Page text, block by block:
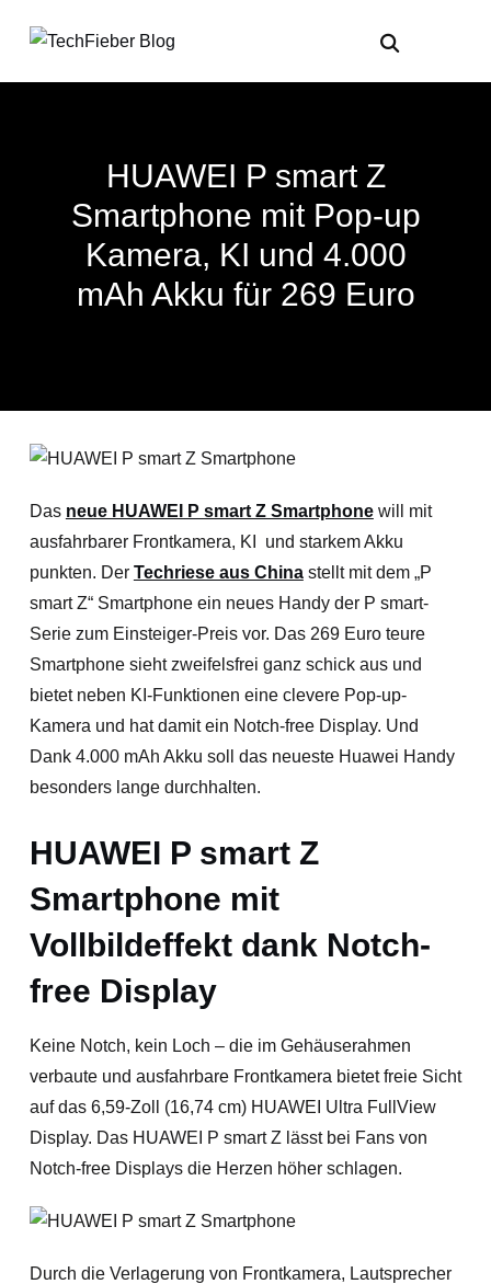
HUAWEI P smart Z
Smartphone mit Pop-up
Kamera, KI und 4.000
mAh Akku für 269 Euro
Das neue HUAWEI P smart Z Smartphonewill mit
ausfahrbarer Frontkamera, KI und starkem Akku
punkten. Der Techriese aus Chinastellt mit dem „P
smart Z“ Smartphone ein neues Handy der P smart-
Serie zum Einsteiger-Preis vor. Das 269 Euro teure
Smartphone sieht zweifelsfrei ganz schick aus und
bietet neben KI-Funktionen eine clevere Pop-up-
Kamera und hat damit ein Notch-free Display. Und
Dank 4.000 mAh Akku soll das neueste Huawei Handy
besonders lange durchhalten.
HUAWEI P smart Z
Smartphone mit
Vollbildeffekt dank Notch-
free Display
Keine Notch, kein Loch – die im Gehäuserahmen
verbaute und ausfahrbare Frontkamera bietet freie Sicht
auf das 6,59-Zoll (16,74 cm) HUAWEI Ultra FullView
Display. Das HUAWEI P smart Z lässt bei Fans von
Notch-free Displays die Herzen höher schlagen.
Durch die Verlagerung von Frontkamera, Lautsprecher